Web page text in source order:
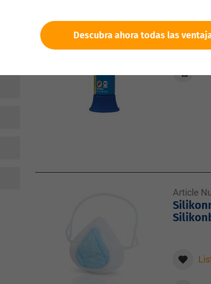
Article
Descubra ahora todas las